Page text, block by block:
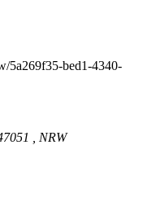
5a269f35-bed1-4340-
NRW